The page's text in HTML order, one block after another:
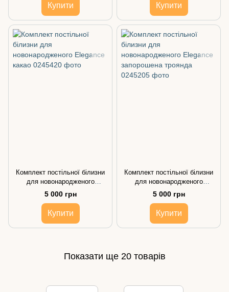
Купити Купити
Комплект постільної білизни
для новонародженого
Elegance какао
5 000 грн
Купити
Комплект постільної білизни
для новонародженого
Elegance запорошена троянда
5 000 грн
Купити
Показати ще 20 товарів